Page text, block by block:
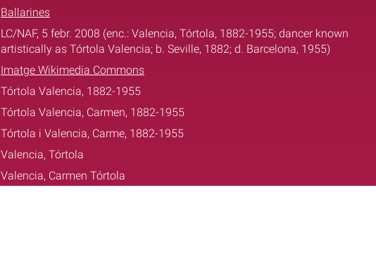
Ballarines
LC/NAF, 5 febr. 2008 (enc.: Valencia, Tórtola, 1882-1955; dancer known
artistically as Tórtola Valencia; b. Seville, 1882; d. Barcelona, 1955)
Imatge Wikimedia Commons
Tórtola Valencia, 1882-1955
Tórtola Valencia, Carmen, 1882-1955
Tórtola i Valencia, Carme, 1882-1955
Valencia, Tórtola
Valencia, Carmen Tórtola